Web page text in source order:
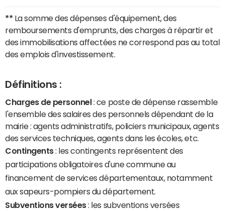
** La somme des dépenses d'équipement, des
remboursements d'emprunts, des charges à répartir et
des immobilisations affectées ne correspond pas au total
des emplois d'investissement.
Définitions :
Charges de personnel : ce poste de dépense rassemble
l'ensemble des salaires des personnels dépendant de la
mairie : agents administratifs, policiers municipaux, agents
des services techniques, agents dans les écoles, etc.
Contingents: les contingents représentent des
participations obligatoires d'une commune au
financement de services départementaux, notamment
aux sapeurs-pompiers du département.
Subventions versées: les subventions versées